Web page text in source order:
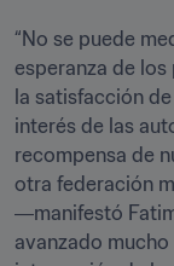
“No se puede
esperanza de
la satisfacción
interés de las
recompensa de
otra federación
―manifestó
avanzado